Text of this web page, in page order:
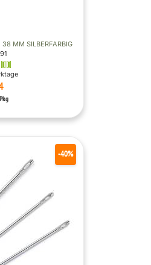
MM SILBERFARBIG
-40%